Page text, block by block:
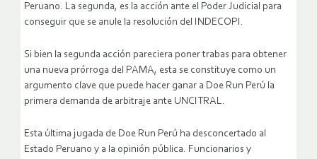
Peruano. La segunda, es la acción ante el Poder Judicial para
conseguir que se anule la resolución del INDECOPI.
Si bien la segunda acción pareciera poner trabas para obtener
una nueva prórroga del PAMA, esta se constituye como un
argumento clave que puede hacer ganar a Doe Run Perú la
primera demanda de arbitraje ante UNCITRAL.
Esta última jugada de Doe Run Perú ha desconcertado al
Estado Peruano y a la opinión pública. Funcionarios y